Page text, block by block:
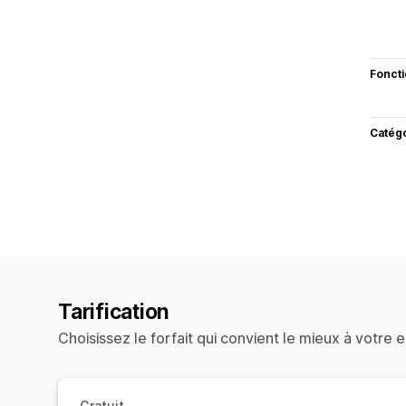
Tarification
Choisissez le forfait qui convient le mieux à votre